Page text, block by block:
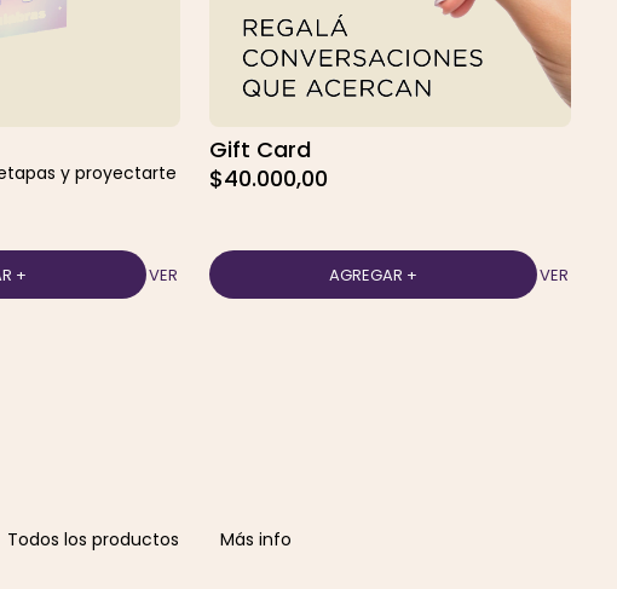
y proyectarte
VER
Gift Card
$40.000,00
VER
Todos los productos Más info